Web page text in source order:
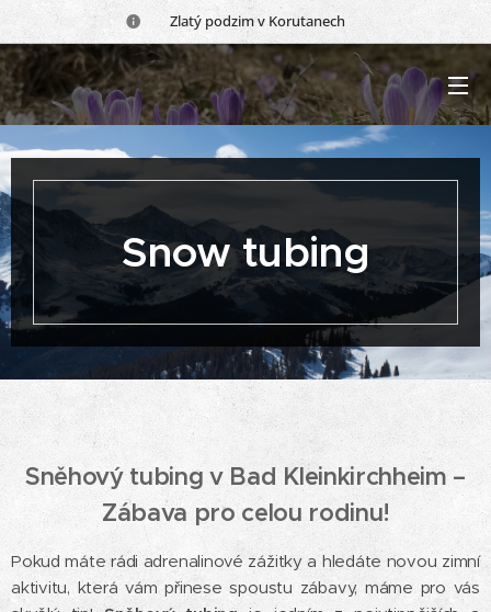
🍂 Zlatý podzim v Korutanech 🍂
Snow tubing
Sněhový tubing v Bad Kleinkirchheim –
Zábava pro celou rodinu!
Pokud máte rádi adrenalinové zážitky a hledáte novou zimní
aktivitu, která vám přinese spoustu zábavy, máme pro vás